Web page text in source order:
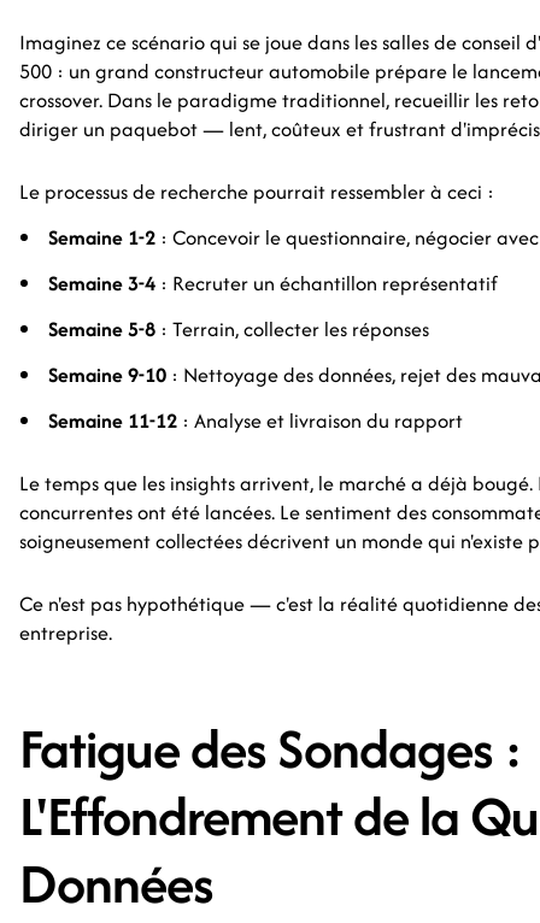
Imaginez ce scénario qui se joue dans les salles de conseil
500 : un grand constructeur automobile prépare le
crossover. Dans le paradigme traditionnel, recueillir les
diriger un paquebot — lent, coûteux et frustrant
Le processus de recherche pourrait ressembler à ceci :
Semaine 1-2 : Concevoir le questionnaire, négocier
Semaine 3-4 : Recruter un échantillon représentatif
Semaine 5-8 : Terrain, collecter les réponses
Semaine 9-10 : Nettoyage des données, rejet des
Semaine 11-12 : Analyse et livraison du rapport
Le temps que les insights arrivent, le marché a déjà bougé.
concurrentes ont été lancées. Le sentiment des
soigneusement collectées décrivent un monde qui n'existe
Ce n'est pas hypothétique — c'est la réalité quotidienne
entreprise.
Fatigue des Sondages :
L'Effondrement de la
Données